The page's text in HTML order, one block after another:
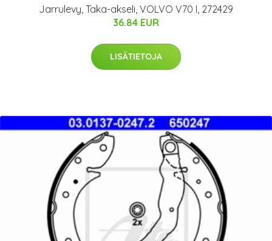
Jarrulevy, Taka-akseli, VOLVO V70 I, 272429
36.84 EUR
LISÄTIETOJA